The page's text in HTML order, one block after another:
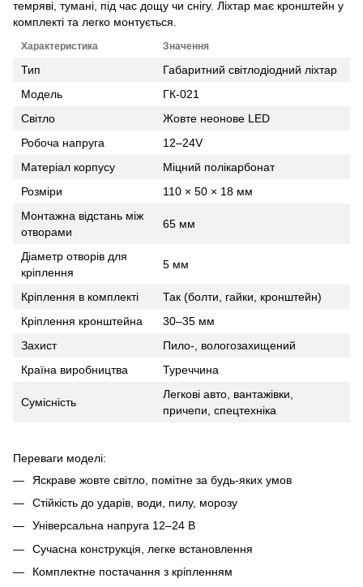
темряві, тумані, під час дощу чи снігу. Ліхтар має кронштейн у
комплекті та легко монтується.
Характеристика Значення
Тип
Габаритний світлодіодний ліхтар
Модель
ГК-021
Світло
Жовте неонове LED
Робоча напруга
12–24V
Матеріал корпусу
Міцний полікарбонат
Розміри
110 × 50 × 18 мм
Монтажна відстань між
отворами
65 мм
Діаметр отворів для
кріплення
5 мм
Кріплення в комплекті
Так (болти, гайки, кронштейн)
Кріплення кронштейна
30–35 мм
Захист
Пило-, вологозахищений
Країна виробництва
Туреччина
Сумісність
Легкові авто, вантажівки,
причепи, спецтехніка
Переваги моделі:
Яскраве жовте світло, помітне за будь-яких умов
Стійкість до ударів, води, пилу, морозу
Універсальна напруга 12–24 В
Сучасна конструкція, легке встановлення
Комплектне постачання з кріпленням